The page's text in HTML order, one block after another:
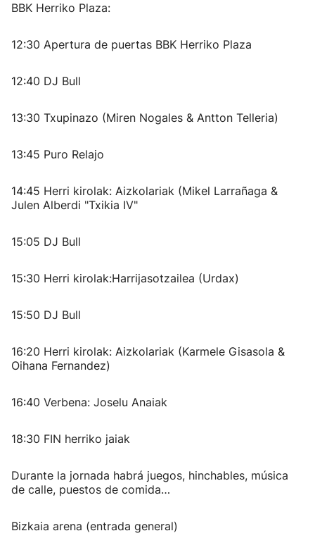
BBK Herriko Plaza:
12:30 Apertura de puertas BBK Herriko Plaza
12:40 DJ Bull
13:30 Txupinazo (Miren Nogales & Antton Telleria)
13:45 Puro Relajo
14:45 Herri kirolak: Aizkolariak (Mikel Larrañaga &
Julen Alberdi "Txikia IV"
15:05 DJ Bull
15:30 Herri kirolak:Harrijasotzailea (Urdax)
15:50 DJ Bull
16:20 Herri kirolak: Aizkolariak (Karmele Gisasola &
Oihana Fernandez)
16:40 Verbena: Joselu Anaiak
18:30 FIN herriko jaiak
Durante la jornada habrá juegos, hinchables, música
de calle, puestos de comida…
Bizkaia arena (entrada general)